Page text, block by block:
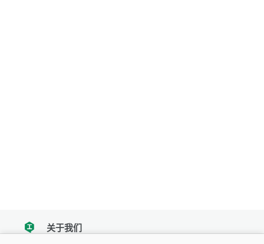
tencent关于我们